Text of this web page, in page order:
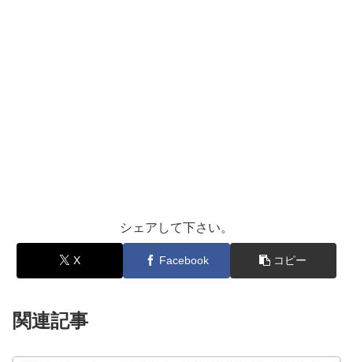
シェアして下さい。
X Facebook コピー
関連記事